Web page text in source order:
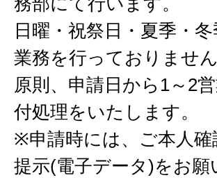
日曜・祝祭日・夏季・
業務を行っておりませ
原則、申請日から1～2
付処理をいたします。
※申請時には、ご本人
提示(電子データ)をお